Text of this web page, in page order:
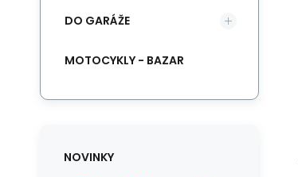
DO GARÁŽE
MOTOCYKLY - BAZAR
NOVINKY